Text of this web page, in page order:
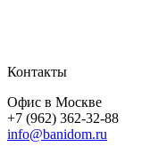
Контакты
Офис в Москве
+7 (962) 362-32-88
info@banidom.ru